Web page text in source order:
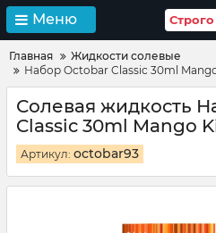
Меню Строго
Главная
Жидкости солевые
Набор Octobar Classic 30ml
Солевая жидкость
Classic 30ml Mango
Артикул: octobar93